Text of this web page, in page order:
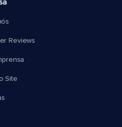
Reviews
Site